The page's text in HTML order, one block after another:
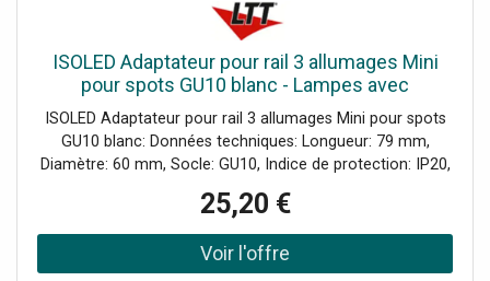
ISOLED Adaptateur pour rail 3 allumages Mini
pour spots GU10 blanc - Lampes avec
adaptateur triphasé 230V
ISOLED Adaptateur pour rail 3 allumages Mini pour spots
GU10 blanc: Données techniques: Longueur: 79 mm,
Diamètre: 60 mm, Socle: GU10, Indice de protection: IP20,
Particularités: douille GU10 incluse, convient à tous les
spots avec douille GU10 de la gamme ISOLED, livré sans
ampoule
25,20 €